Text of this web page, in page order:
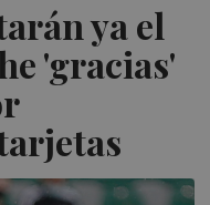
ya el
'gracias'